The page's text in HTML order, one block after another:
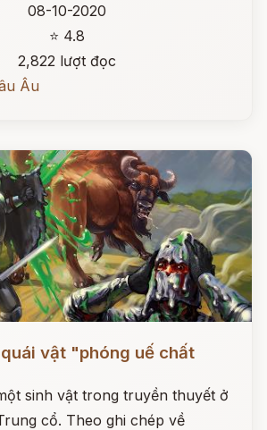
08-10-2020
⭐ 4.8
2,822 lượt đọc
Âu
vật "phóng uế chất
sinh vật trong truyền thuyết ở
cổ. Theo ghi chép về